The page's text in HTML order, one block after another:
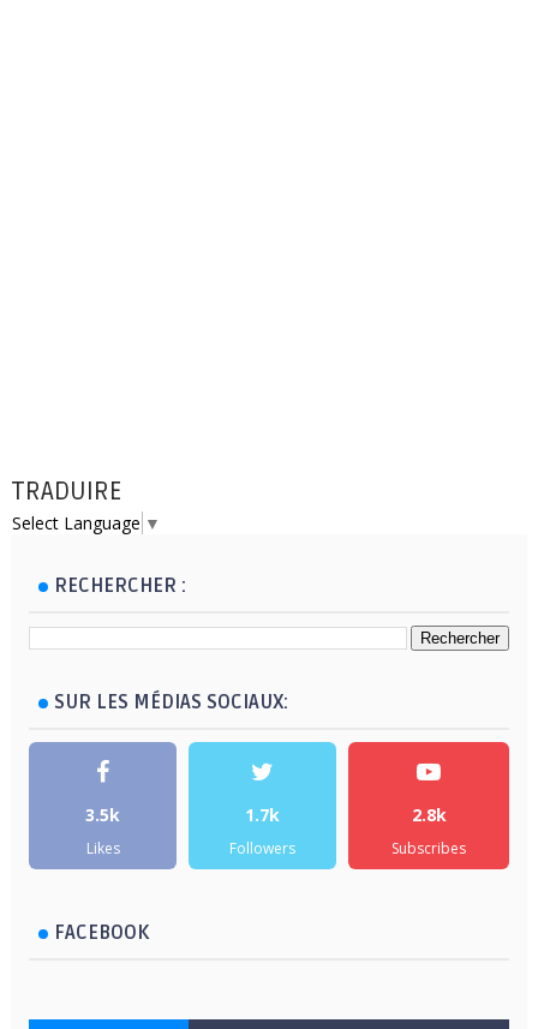
TRADUIRE
Select Language ▼
RECHERCHER :
SUR LES MÉDIAS SOCIAUX:
3.5k
Likes
1.7k
Followers
2.8k
Subscribes
FACEBOOK